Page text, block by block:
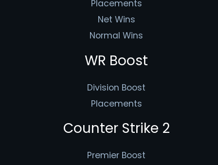
Placements
Net Wins
Normal Wins
WR Boost
Division Boost
Placements
Counter Strike 2
Premier Boost